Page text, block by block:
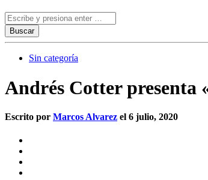
Sin categoría
Andrés Cotter
Escrito por Marcos Alvarez el 6 julio, 2020